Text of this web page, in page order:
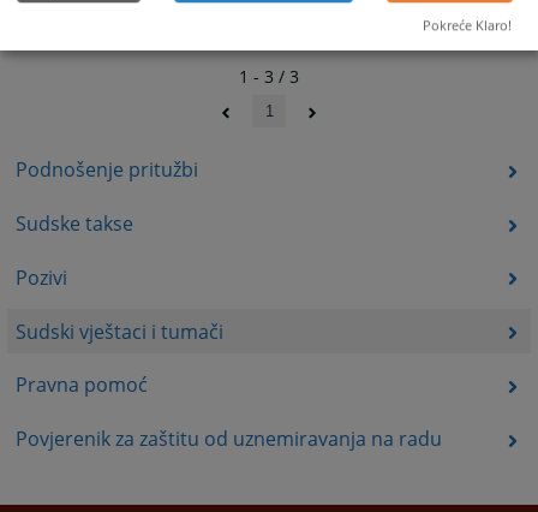
Podnošenje pritužbi
Sudske takse
Pozivi
Sudski vještaci i tumači
Pravna pomoć
Povjerenik za zaštitu od uznemiravanja na radu
1 - 3 / 3
1
Pokreće Klaro!